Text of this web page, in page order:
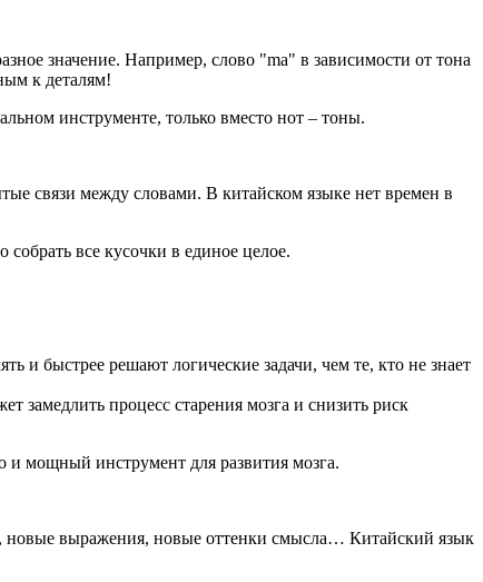
значение. Например, слово "ma" в зависимости от тона
к деталям!
инструменте, только вместо нот – тоны.
связи между словами. В китайском языке нет времен в
все кусочки в единое целое.
и быстрее решают логические задачи, чем те, кто не знает
замедлить процесс старения мозга и снизить риск
и мощный инструмент для развития мозга.
новые выражения, новые оттенки смысла… Китайский язык